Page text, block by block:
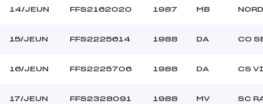
14/JEUN FFS2162020 1987 MB
15/JEUN FFS2225614 1988 DA CO
16/JEUN FFS2225706 1988 DA CS
17/JEUN FFS2328091 1988 MV SC